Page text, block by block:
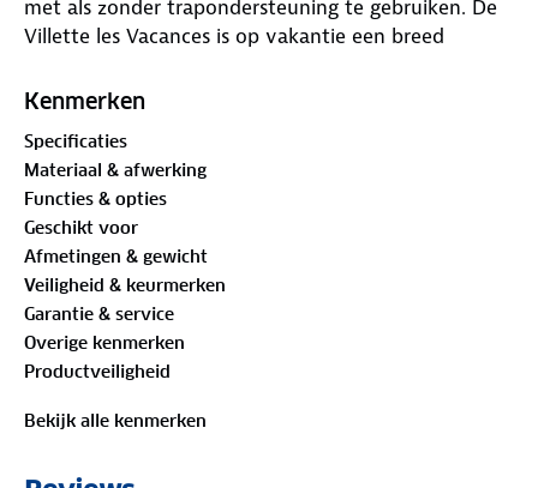
met als zonder trapondersteuning te gebruiken. De
Villette les Vacances is op vakantie een breed
neemt deze vouw e-bike je overal mee naar toe,van
dorpje naar het zwembad.
Als je eenmaal een goed plekje heeft gevonden voor
je camper,tent of caravan kan het grote genieten
beginnen. Met een of twee van deze e-bikes die
gemakkelijk in een auto,caravan of camper
passen,ben je op vakantie heerlijk mobiel. Laat de
camper of de auto staan en ga op de fiets op
ontdekkingstocht in de omgeving.
Kenmerken
Specificaties
Materiaal & afwerking
Functies & opties
Geschikt voor
Afmetingen & gewicht
Veiligheid & keurmerken
Garantie & service
Overige kenmerken
Productveiligheid
Bekijk alle kenmerken